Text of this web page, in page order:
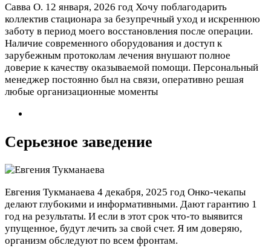
Савва О. 12 января, 2026 год Хочу поблагодарить
коллектив стационара за безупречный уход и искреннюю
заботу в период моего восстановления после операции.
Наличие современного оборудования и доступ к
зарубежным протоколам лечения внушают полное
доверие к качеству оказываемой помощи. Персональный
менеджер постоянно был на связи, оперативно решая
любые организационные моменты
Серьезное заведение
Евгения Тукманаева 4 декабря, 2025 год Онко-чекапы
делают глубокими и информативными. Дают гарантию 1
год на результаты. И если в этот срок что-то выявится
упущенное, будут лечить за свой счет. Я им доверяю,
организм обследуют по всем фронтам.